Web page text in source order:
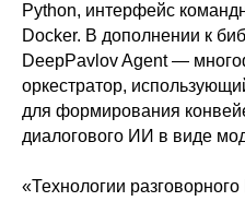
Python, интерфейс
Docker. В дополнении к
DeepPavlov Agent —
оркестратор,
для формирования
диалогового ИИ в виде
«Технологии